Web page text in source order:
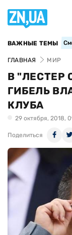
ВАЖНЫЕ ТЕМЫ
ГЛАВНАЯ МИР
В "ЛЕСТЕР
ГИБЕЛЬ
КЛУБА
29 октября, 2018,
Поделиться